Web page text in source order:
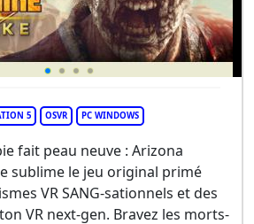
5 OSVR PC WINDOWS
fait peau neuve : Arizona
sublime le jeu original primé
VR SANG-sationnels et des
VR next-gen. Bravez les morts-